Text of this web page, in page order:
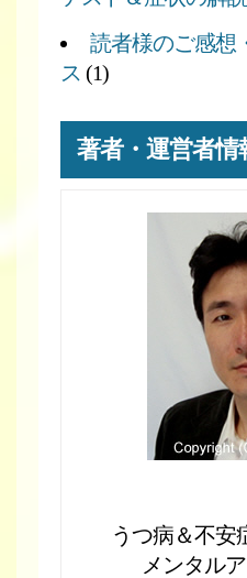
読者様のご感想
ス (1)
著者・運営者情
うつ病＆不安
メンタル